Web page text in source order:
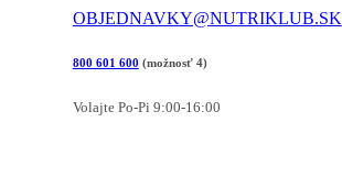
OBJEDNAVKY@NUTRIKLUB.SK
800 601 600 (možnosť 4)
Volajte Po-Pi 9:00-16:00